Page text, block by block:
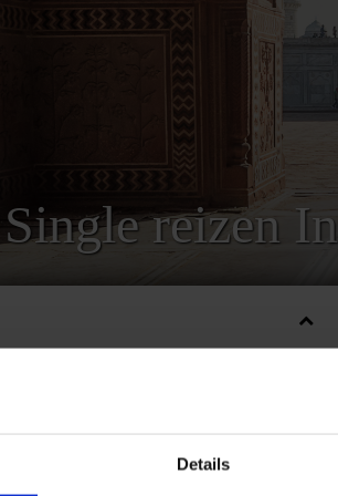
Details
Single reizen